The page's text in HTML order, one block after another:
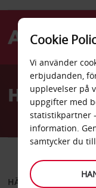
AvisHyrbil
BIL
HÄMTA FRÅN
Cookie
Vi använder
erbjudanden,
upplevelser på
uppgifter med
statistikpartner
information.
samtycker du